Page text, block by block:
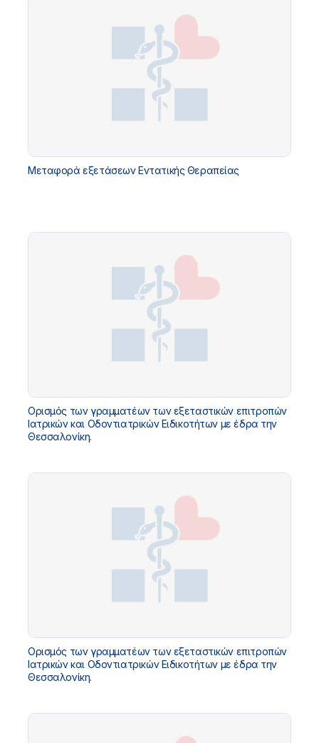
Μεταφορά εξετάσεων Εντατικής Θεραπείας
Ορισμός των γραμματέων των εξεταστικών επιτροπών
Ιατρικών και Oδοντιατρικών Ειδικοτήτων με έδρα την
Θεσσαλονίκη.
Ορισμός των γραμματέων των εξεταστικών επιτροπών
Ιατρικών και Oδοντιατρικών Ειδικοτήτων με έδρα την
Θεσσαλονίκη.